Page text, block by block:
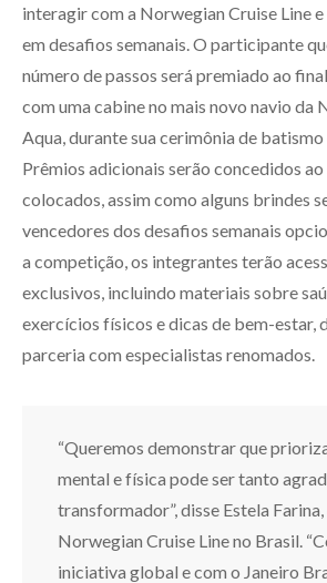
interagir com a Norwegian Cruise Line
em desafios semanais. O participante
número de passos será premiado ao
com uma cabine no mais novo navio da
Aqua, durante sua cerimônia de
Prêmios adicionais serão concedidos
colocados, assim como alguns brindes
vencedores dos desafios semanais
a competição, os integrantes terão
exclusivos, incluindo materiais sobre
exercícios físicos e dicas de bem-estar,
parceria com especialistas renomados.
“Queremos demonstrar que
mental e física pode ser tanto
transformador”, disse Estela
Norwegian Cruise Line no Brasil.
iniciativa global e com o Janeiro